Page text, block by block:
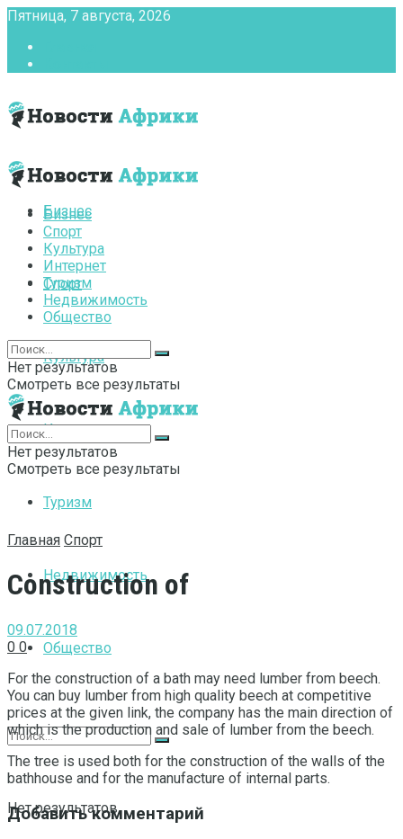
Пятница, 7 августа, 2026
Бизнес
Спорт
Культура
Интернет
Туризм
Недвижимость
Общество
Нет результатов
Бизнес
Спорт
Культура
Интернет
Туризм
Недвижимость
Общество
Нет результатов
Смотреть все результаты
Нет результатов
Смотреть все результаты
Главная Спорт
Construction of
09.07.2018
0 0
For the construction of a bath may need lumber from beech.
You can buy lumber from high quality beech at competitive
prices at the given link, the company has the main direction of
which is the production and sale of lumber from the beech.
The tree is used both for the construction of the walls of the
bathhouse and for the manufacture of internal parts.
Добавить комментарий